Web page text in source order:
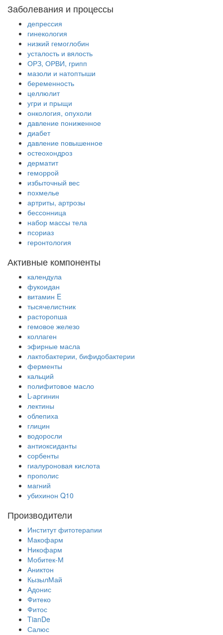
Заболевания и процессы
депрессия
гинекология
низкий гемоглобин
усталость и вялость
ОРЗ, ОРВИ, грипп
мазоли и натоптыши
беременность
целлюлит
угри и прыщи
онкология, опухоли
давление пониженное
диабет
давление повышенное
остеохондроз
дерматит
геморрой
избыточный вес
похмелье
артриты, артрозы
бессонница
набор массы тела
псориаз
геронтология
Активные компоненты
календула
фукоидан
витамин E
тысячелистник
расторопша
гемовое железо
коллаген
эфирные масла
лактобактерии, бифидобактерии
ферменты
кальций
полифитовое масло
L-аргинин
лектины
облепиха
глицин
водоросли
антиоксиданты
сорбенты
гиалуроновая кислота
прополис
магний
убихинон Q10
Производители
Институт фитотерапии
Макофарм
Никофарм
Мобитек-М
Аниктон
КызылМай
Адонис
Фитеко
Фитос
TianDe
Салюс